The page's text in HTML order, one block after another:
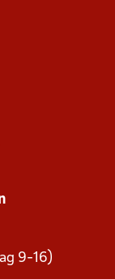
9-16)